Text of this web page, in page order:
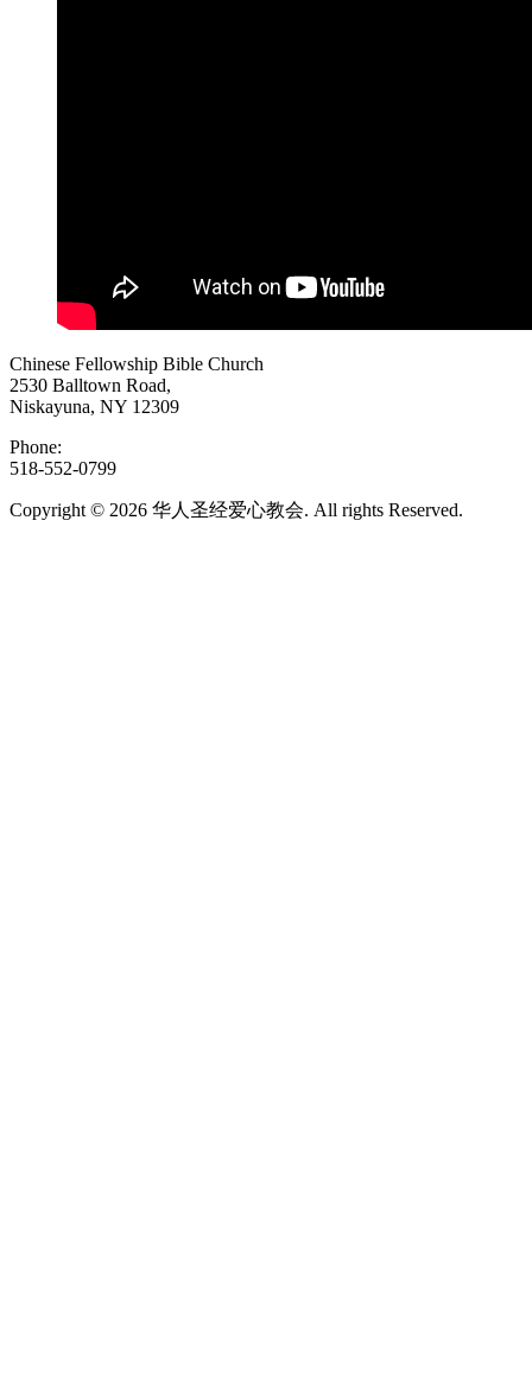
Chinese Fellowship Bible Church
2530 Balltown Road,
Niskayuna, NY 12309
Phone:
518-552-0799
Copyright © 2026 华人圣经爱心教会. All rights Reserved.